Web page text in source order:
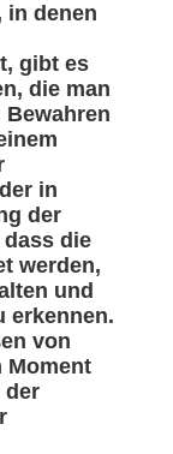
in denen
gibt es
die man
in
der
die
werden,
und
erkennen.
von
Moment
der